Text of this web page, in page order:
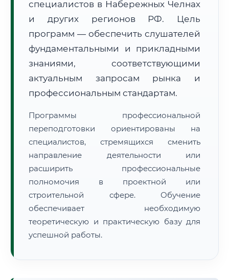
Расчет логистики оригиналов:
• Экспресс-доставка СДЭК / Почтой:3–5 рабочих дней
📜 Документы и аккредитация ФИС ФРДО
🔍 Нажмите на документ для увеличения и просмотра
специалистов в Набережных Челнах
и других регионов РФ. Цель
программ — обеспечить слушателей
фундаментальными и прикладными
знаниями, соответствующими
актуальным запросам рынка и
профессиональным стандартам.
Программы профессиональной
переподготовки ориентированы на
специалистов, стремящихся сменить
направление деятельности или
расширить профессиональные
полномочия в проектной или
строительной сфере. Обучение
обеспечивает необходимую
теоретическую и практическую базу для
успешной работы.